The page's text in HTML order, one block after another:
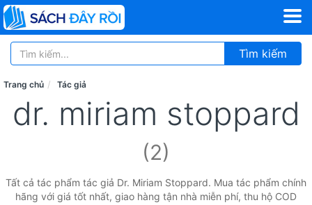
Tìm kiếm
Trang chủ Tác giả
dr. miriam stoppard
(2)
Tất cả tác phẩm tác giả Dr. Miriam Stoppard. Mua tác phẩm chính
hãng với giá tốt nhất, giao hàng tận nhà miễn phí, thu hộ COD